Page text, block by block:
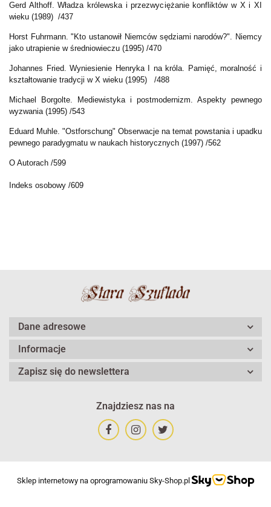
Gerd Althoff. Władza królewska i przezwyciężanie konfliktów w X i XI
wieku (1989) /437
Horst Fuhrmann. "Kto ustanowił Niemców sędziami narodów?". Niemcy
jako utrapienie w średniowieczu (1995) /470
Johannes Fried. Wyniesienie Henryka I na króla. Pamięć, moralność i
kształtowanie tradycji w X wieku (1995) /488
Michael Borgolte. Mediewistyka i postmodernizm. Aspekty pewnego
wyzwania (1995) /543
Eduard Muhle. "Ostforschung" Obserwacje na temat powstania i upadku
pewnego paradygmatu w naukach historycznych (1997) /562
O Autorach /599
Indeks osobowy /609
Dane adresowe
Informacje
Zapisz się do newslettera
Znajdziesz nas na
Sklep internetowy na oprogramowaniu Sky-Shop.pl